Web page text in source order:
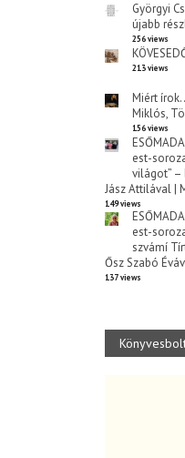
Györgyi
újabb
256 views
213 views
Miért
Miklós,
156 views
est-
világot” –
Jász Attilával |
149 views
est-
szvámí
Ősz Szabó
137 views